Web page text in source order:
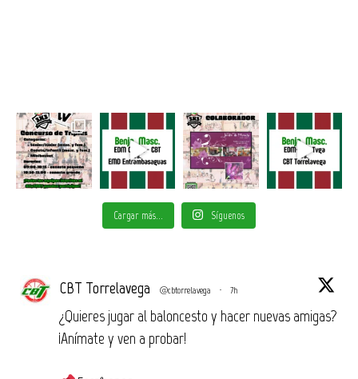
Cargar más... Síguenos
CBT Torrelavega @cbtorrelavega · 7h
¿Quieres jugar al baloncesto y hacer nuevas amigas?
¡Anímate y ven a probar!